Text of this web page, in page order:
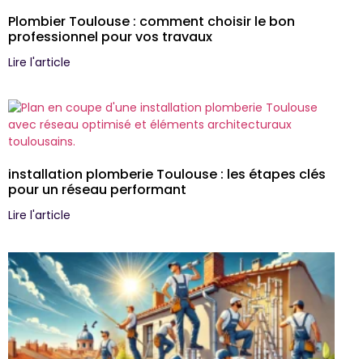
Plombier Toulouse : comment choisir le bon
professionnel pour vos travaux
Lire l'article
installation plomberie Toulouse : les étapes clés
pour un réseau performant
Lire l'article